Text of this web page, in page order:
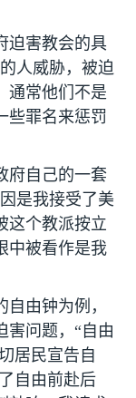
迫害教会的具
人威胁，被迫
通常他们不是
些罪名来惩罚
府自己的一套
是我接受了美
这个教派按立
中被看作是我
由钟为例，
害问题，“自由
居民宣告自
自由前赴后